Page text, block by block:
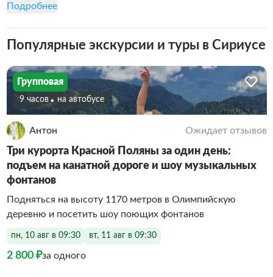
Подробнее
Популярные экскурсии и туры в Сириусе
Групповая
9 часов На автобусе
Антон Ожидает отзывов
Три курорта Красной Поляны за один день:
подъем на канатной дороге и шоу музыкальных
фонтанов
Подняться на высоту 1170 метров в Олимпийскую
деревню и посетить шоу поющих фонтанов
пн, 10 авг в 09:30 вт, 11 авг в 09:30
2 800 ₽за одного